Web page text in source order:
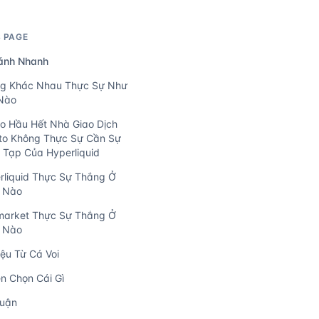
PAGE
Nhanh
Khác Nhau Thực Sự Như
Hầu Hết Nhà Giao Dịch
Không Thực Sự Cần Sự
Tạp Của Hyperliquid
Thực Sự Thắng Ở
Nào
Thực Sự Thắng Ở
Nào
Từ Cá Voi
Chọn Cái Gì